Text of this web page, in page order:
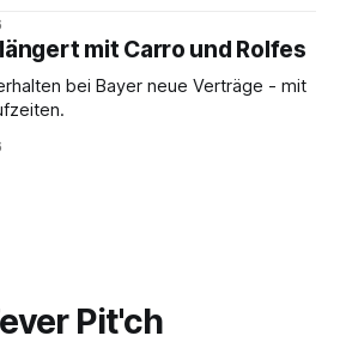
mit Carro und Rolfes
bei Bayer neue Verträge - mit
Pit'ch